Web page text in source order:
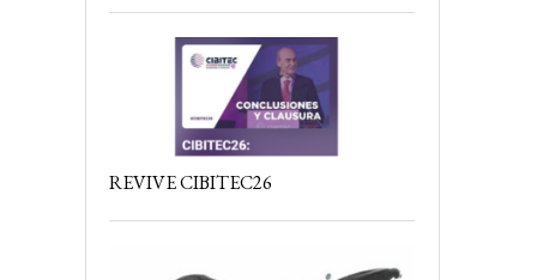
REVIVE CIBITEC26